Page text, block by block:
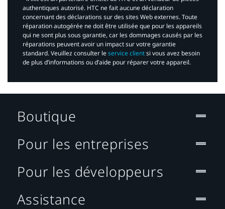
authentiques autorisé. HTC ne fait aucune déclaration
concernant des déclarations sur des sites Web externes. Toute
réparation autogérée ne doit être utilisée que pour les appareils
qui ne sont plus sous garantie, car les dommages causés par les
réparations peuvent avoir un impact sur votre garantie
standard. Veuillez consulter leservice clientsi vous avez besoin
de plus d’informations ou d’aide pour réparer votre appareil.​
Boutique
Pour les entreprises
Pour les développeurs
Assistance